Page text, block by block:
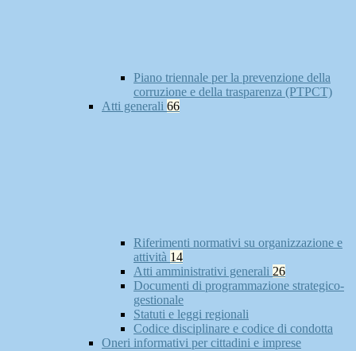
Piano triennale per la prevenzione della
corruzione e della trasparenza (PTPCT)
Atti generali 66
Riferimenti normativi su organizzazione e
attività 14
Atti amministrativi generali 26
Documenti di programmazione strategico-
gestionale
Statuti e leggi regionali
Codice disciplinare e codice di condotta
Oneri informativi per cittadini e imprese